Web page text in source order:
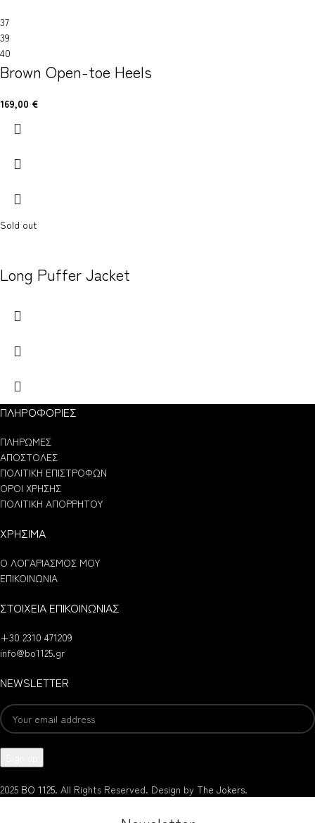
37
39
40
Brown Open-toe Heels
169,00 €
Sold out
Long Puffer Jacket
ΠΛΗΡΟΦΟΡΙΕΣ
ΠΛΗΡΩΜΕΣ
ΑΠΟΣΤΟΛΕΣ
ΠΟΛΙΤΙΚΗ ΕΠΙΣΤΡΟΦΩΝ
ΟΡΟΙ ΧΡΗΣΗΣ
ΠΟΛΙΤΙΚΗ ΑΠΟΡΡΗΤΟΥ
ΧΡΗΣΙΜΑ
Ο ΛΟΓΑΡΙΑΣΜΟΣ ΜΟΥ
ΕΠΙΚΟΙΝΩΝΙΑ
ΣΤΟΙΧΕΙΑ ΕΠΙΚΟΙΝΩΝΙΑΣ
+30 2310 471209
info@bo1125.gr
NEWSLETTER
2025 BO 1125. All Rights Reserved. Design by The Jokers.